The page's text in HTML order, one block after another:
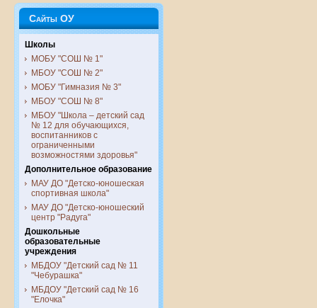
Сайты ОУ
Школы
МОБУ "СОШ № 1"
МБОУ "СОШ № 2"
МОБУ "Гимназия № 3"
МБОУ "СОШ № 8"
МБОУ "Школа – детский сад
№ 12 для обучающихся,
воспитанников с
ограниченными
возможностями здоровья"
Дополнительное образование
МАУ ДО "Детско-юношеская
спортивная школа"
МАУ ДО "Детско-юношеский
центр "Радуга"
Дошкольные
образовательные
учреждения
МБДОУ "Детский сад № 11
"Чебурашка"
МБДОУ "Детский сад № 16
"Елочка"